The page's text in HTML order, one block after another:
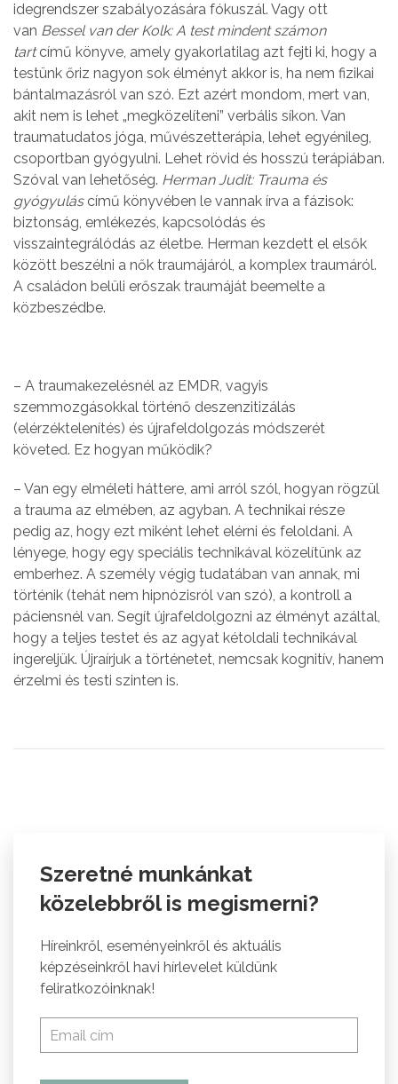
idegrendszer szabályozására fókuszál. Vagy ott
van Bessel van der Kolk: A test mindent számon
tartcímű könyve, amely gyakorlatilag azt fejti ki, hogy a
testünk őriz nagyon sok élményt akkor is, ha nem fizikai
bántalmazásról van szó. Ezt azért mondom, mert van,
akit nem is lehet „megközelíteni” verbális síkon. Van
traumatudatos jóga, művészetterápia, lehet egyénileg,
csoportban gyógyulni. Lehet rövid és hosszú terápiában.
Szóval van lehetőség. Herman Judit: Trauma és
gyógyuláscímű könyvében le vannak írva a fázisok:
biztonság, emlékezés, kapcsolódás és
visszaintegrálódás az életbe. Herman kezdett el elsők
között beszélni a nők traumájáról, a komplex traumáról.
A családon belüli erőszak traumáját beemelte a
közbeszédbe.
– A traumakezelésnél az EMDR, vagyis
szemmozgásokkal történő deszenzitizálás
(elérzéktelenítés) és újrafeldolgozás módszerét
követed. Ez hogyan működik?
– Van egy elméleti háttere, ami arról szól, hogyan rögzül
a trauma az elmében, az agyban. A technikai része
pedig az, hogy ezt miként lehet elérni és feloldani. A
lényege, hogy egy speciális technikával közelítünk az
emberhez. A személy végig tudatában van annak, mi
történik (tehát nem hipnózisról van szó), a kontroll a
páciensnél van. Segít újrafeldolgozni az élményt azáltal,
hogy a teljes testet és az agyat kétoldali technikával
ingereljük. Újraírjuk a történetet, nemcsak kognitív, hanem
érzelmi és testi szinten is.
Szeretné munkánkat
közelebbről is megismerni?
Híreinkről, eseményeinkről és aktuális
képzéseinkről havi hírlevelet küldünk
feliratkozóinknak!